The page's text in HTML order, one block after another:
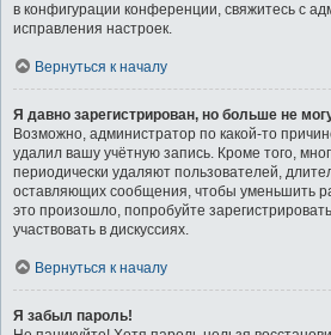
в конфигурации конференции, свяжитесь с
исправления настроек.
Вернуться к началу
Я давно зарегистрирован, но больше не
Возможно, администратор по какой-то
удалил вашу учётную запись. Кроме того,
периодически удаляют пользователей,
оставляющих сообщения, чтобы уменьшить
это произошло, попробуйте
участвовать в дискуссиях.
Вернуться к началу
Я забыл пароль!